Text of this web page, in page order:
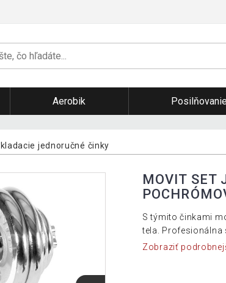
Aerobik
jednoručné činky
MOVIT SET
S týmito činkami
tela. Profesionálna
Zobraziť